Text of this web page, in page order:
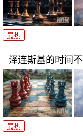
最热
泽连斯基的时间
最热